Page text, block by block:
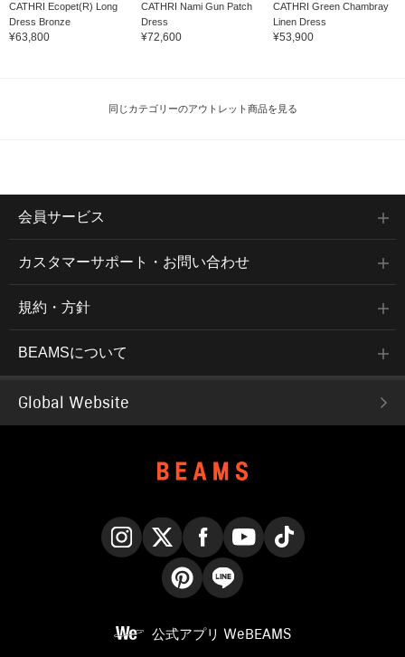
CATHRI Ecopet(R) Long
Dress Bronze
¥63,800
CATHRI Nami Gun Patch
Dress
¥72,600
CATHRI Green Chambray
Linen Dress
¥53,900
同じカテゴリーのアウトレット商品を見る
会員サービス
カスタマーサポート・お問い合わせ
規約・方針
BEAMSについて
Global Website
公式アプリ WeBEAMS